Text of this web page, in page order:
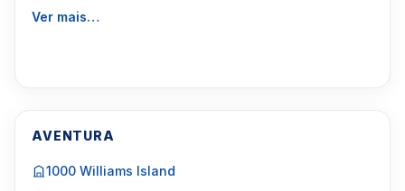
Ver mais…
AVENTURA
1000 Williams Island